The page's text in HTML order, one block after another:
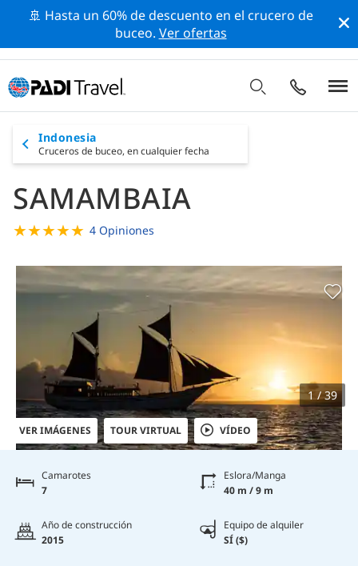
🚢 Hasta un 60% de descuento en el crucero de
buceo. Ver ofertas
Indonesia
Cruceros de buceo, en cualquier fecha
SAMAMBAIA
★★★★★ 4 Opiniones
VER IMÁGENES TOUR VIRTUAL VÍDEO
1 / 39
Camarotes
7
Eslora/Manga
40 m / 9 m
Año de construcción
2015
Equipo de alquiler
SÍ ($)